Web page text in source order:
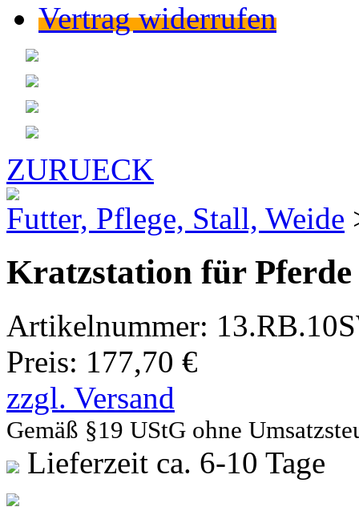
Vertrag widerrufen
ZURUECK
Futter, Pflege, Stall, Weide
Kratzstation für Pferde
Artikelnummer:
Preis: 177,70 €
zzgl. Versand
Gemäß §19 UStG ohne
Lieferzeit ca. 6-10 Tage